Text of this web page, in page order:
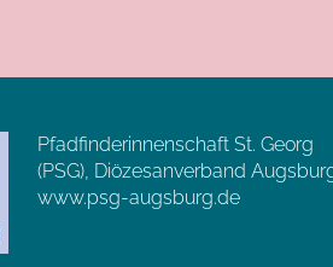
Pfadfinderinnenschaft St. Georg
(PSG), Diözesanverband
www.psg-augsburg.de